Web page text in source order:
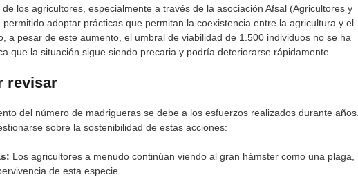
de los agricultores, especialmente a través de la asociación Afsal (Agricultores y
permitido adoptar prácticas que permitan la coexistencia entre la agricultura y el
a pesar de este aumento, el umbral de viabilidad de 1.500 individuos no se ha
que la situación sigue siendo precaria y podría deteriorarse rápidamente.
revisar
del número de madrigueras se debe a los esfuerzos realizados durante años.
sobre la sostenibilidad de estas acciones:
Los agricultores a menudo continúan viendo al gran hámster como una plaga,
de esta especie.